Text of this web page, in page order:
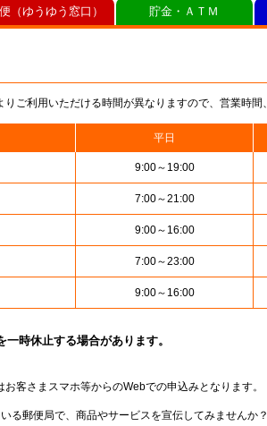
ご利用いただける時間が異なりますので、営業時間
平日
9:00～19:00
7:00～21:00
9:00～16:00
7:00～23:00
9:00～16:00
時休止する場合があります。
客さまスマホ等からのWebでの申込みとなります。
る郵便局で、商品やサービスを宣伝してみませんか？
（ゆうゆう窓口） 貯金・ＡＴＭ